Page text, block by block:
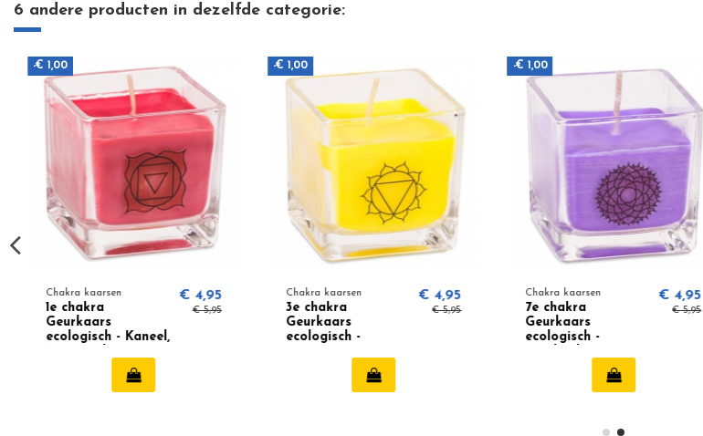
6 andere producten in dezelfde categorie:
-€ 1,00
Chakra kaarsen
1e chakra
Geurkaars
ecologisch - Kaneel,
€ 4,95
€ 5,95
-€ 1,00
Chakra kaarsen
3e chakra
Geurkaars
ecologisch -
Grapefruit 12303
€ 4,95
€ 5,95
-€ 1,00
Chakra kaarsen
7e chakra
Geurkaars
ecologisch -
Frankincense 12307
€ 4,95
€ 5,95